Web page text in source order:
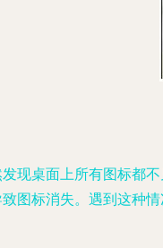
现桌面上所有图标都
图标消失。遇到这种